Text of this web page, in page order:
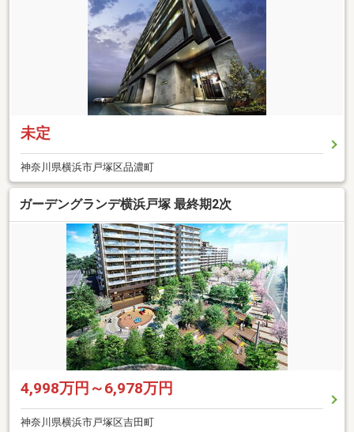
未定
神奈川県横浜市戸塚区品濃町
ガーデングランデ横浜戸塚 最終期2次
4,998万円～6,978万円
神奈川県横浜市戸塚区吉田町